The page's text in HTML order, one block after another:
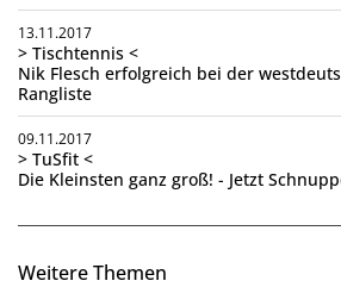
13.11.2017
> Tischtennis <
Nik Flesch erfolgreich bei der
Rangliste
09.11.2017
> TuSfit <
Die Kleinsten ganz groß! - Jetzt
Weitere Themen